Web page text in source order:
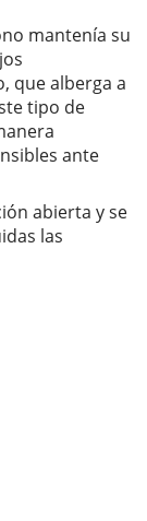
mantenía su
que alberga a
tipo de
ante
abierta y se
las